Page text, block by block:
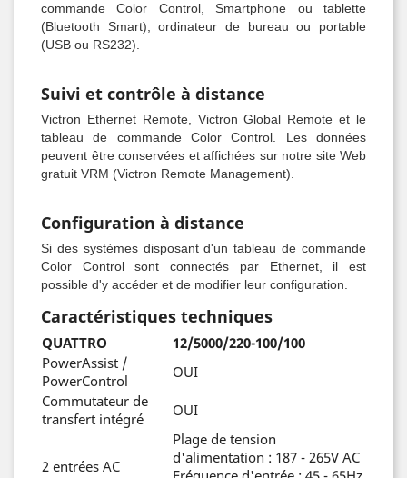
commande Color Control, Smartphone ou tablette
(Bluetooth Smart), ordinateur de bureau ou portable
(USB ou RS232).
Suivi et contrôle à distance
Victron Ethernet Remote, Victron Global Remote et le
tableau de commande Color Control. Les données
peuvent être conservées et affichées sur notre site Web
gratuit VRM (Victron Remote Management).
Configuration à distance
Si des systèmes disposant d'un tableau de commande
Color Control sont connectés par Ethernet, il est
possible d'y accéder et de modifier leur configuration.
Caractéristiques techniques
QUATTRO
12/5000/220-100/100
PowerAssist /
PowerControl
OUI
Commutateur de
transfert intégré
OUI
2 entrées AC
Plage de tension
d'alimentation : 187 - 265V AC